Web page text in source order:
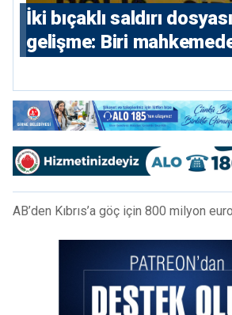
İki bıçaklı saldırı
gelişme: Biri
AB’den Kıbrıs’a göç için 800 milyon euro